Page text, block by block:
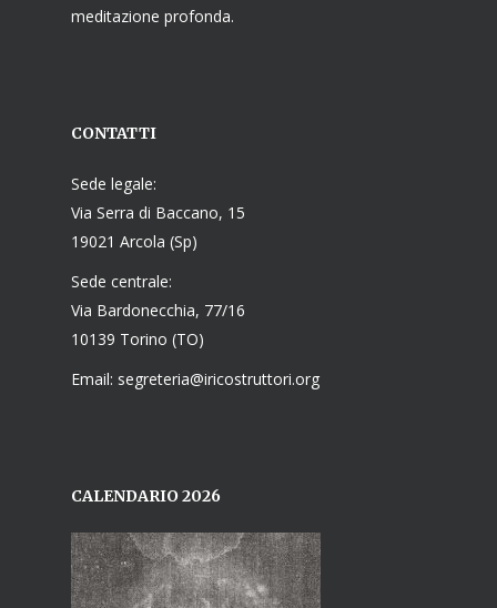
meditazione profonda.
CONTATTI
Sede legale:
Via Serra di Baccano, 15
19021 Arcola (Sp)
Sede centrale:
Via Bardonecchia, 77/16
10139 Torino (TO)
Email: segreteria@iricostruttori.org
CALENDARIO 2026